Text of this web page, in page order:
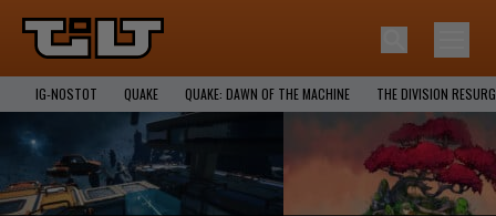
IG-NOSTOT QUAKE QUAKE: DAWN OF THE MACHINE THE DIVISION